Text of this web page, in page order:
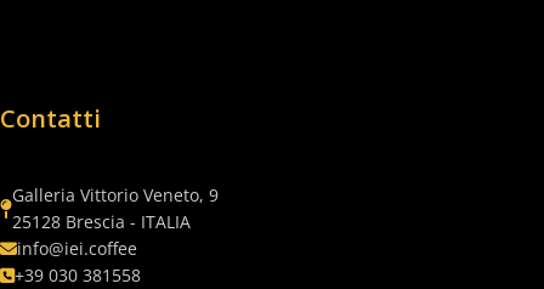
Contatti
Galleria Vittorio Veneto, 9
25128 Brescia - ITALIA
info@iei.coffee
+39 030 381558